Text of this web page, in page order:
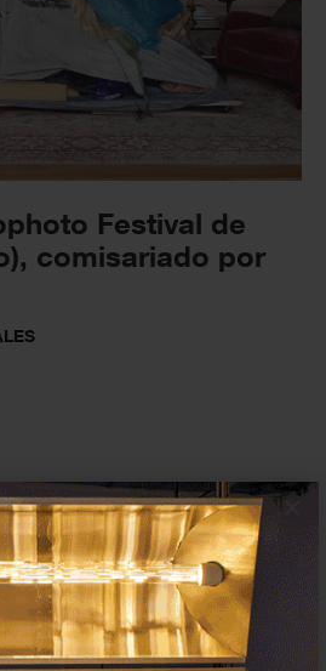
×
Festival de
comisariado por
a la newsletter